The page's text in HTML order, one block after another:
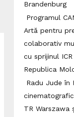
Brandenburg
Programul
Artă pentru
colaborativ
cu sprijinul
Republica
Radu Jude în
TR